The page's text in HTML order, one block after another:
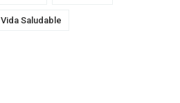
Vida Saludable